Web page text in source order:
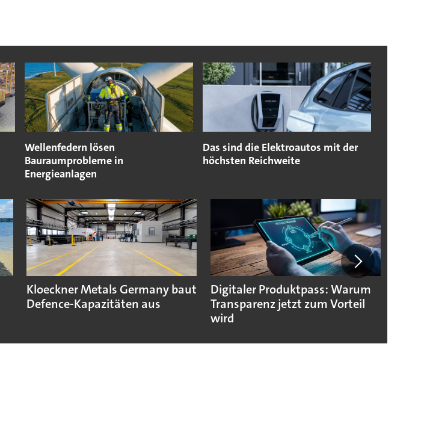
Wellenfedern lösen
Bauraumprobleme in
Energieanlagen
Das sind die Elektroautos mit der
höchsten Reichweite
Kloeckner Metals Germany baut
Defence-Kapazitäten aus
Digitaler Produktpass: Warum
Transparenz jetzt zum Vorteil
wird